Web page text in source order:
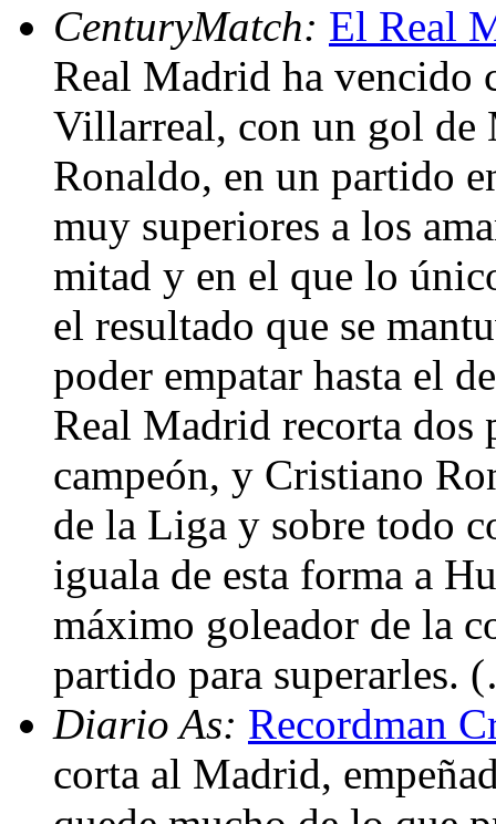
CenturyMatch: El Real
Real Madrid ha vencido
Villarreal, con un gol de
Ronaldo, en un partido
muy superiores a los
mitad y en el que lo
el resultado que se
poder empatar hasta el
Real Madrid recorta dos
campeón, y Cristiano
de la Liga y sobre todo
iguala de esta forma a
máximo goleador de la
partido para superarles.
Diario As: Recordman
corta al Madrid,